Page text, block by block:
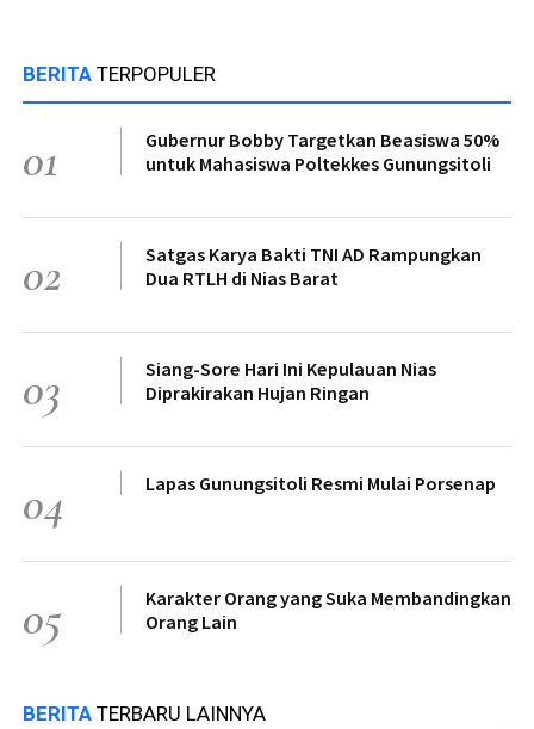
BERITA TERPOPULER
01
Gubernur Bobby Targetkan Beasiswa 50%
untuk Mahasiswa Poltekkes Gunungsitoli
02
Satgas Karya Bakti TNI AD Rampungkan
Dua RTLH di Nias Barat
03
Siang-Sore Hari Ini Kepulauan Nias
Diprakirakan Hujan Ringan
04 Lapas Gunungsitoli Resmi Mulai Porsenap
05
Karakter Orang yang Suka Membandingkan
Orang Lain
BERITA TERBARU LAINNYA